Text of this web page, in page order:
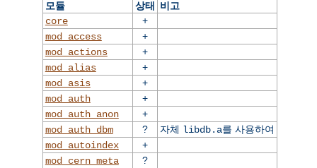
모듈 상태
비고
core
+
mod_access
+
mod_actions
+
mod_alias
+
mod_asis
+
mod_auth
+
mod_auth_anon
+
mod_auth_dbm
? 자체 libdb.a를 사용하여
mod_autoindex
+
mod_cern_meta
?